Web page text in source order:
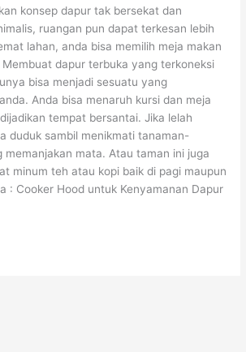
konsep dapur tak bersekat dan
ruangan pun dapat terkesan lebih
lahan, anda bisa memilih meja makan
dapur terbuka yang terkoneksi
bisa menjadi sesuatu yang
Anda bisa menaruh kursi dan meja
tempat bersantai. Jika lelah
duduk sambil menikmati tanaman-
memanjakan mata. Atau taman ini juga
minum teh atau kopi baik di pagi maupun
: Cooker Hood untuk Kenyamanan Dapur